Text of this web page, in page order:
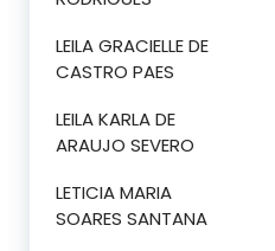
LEILA GRACIELLE DE
CASTRO PAES
LEILA KARLA DE
ARAUJO SEVERO
LETICIA MARIA
SOARES SANTANA